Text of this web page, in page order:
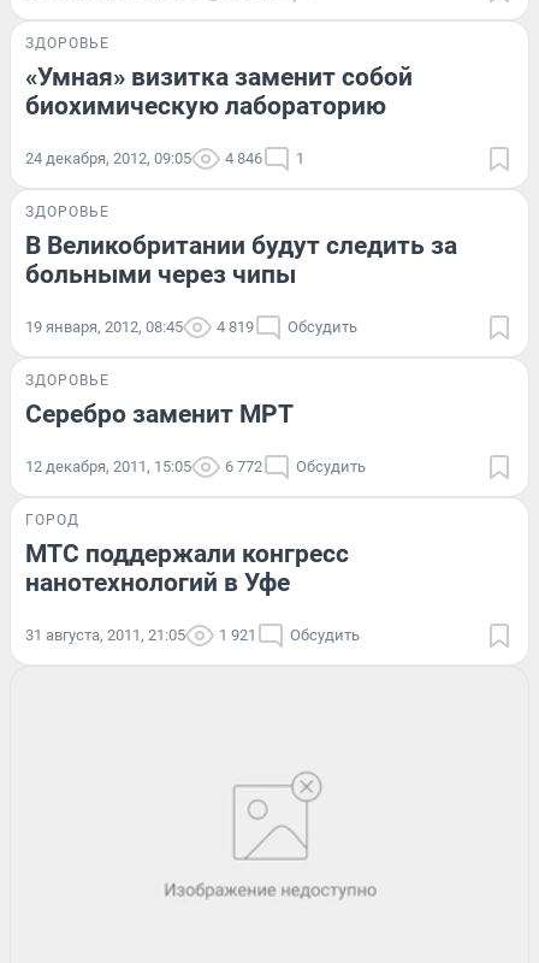
ЗДОРОВЬЕ
«Умная» визитка заменит собой
биохимическую лабораторию
24 декабря, 2012, 09:05 4 846 1
ЗДОРОВЬЕ
В Великобритании будут следить за
больными через чипы
19 января, 2012, 08:45 4 819 Обсудить
ЗДОРОВЬЕ
Серебро заменит МРТ
12 декабря, 2011, 15:05 6 772 Обсудить
ГОРОД
МТС поддержали конгресс
нанотехнологий в Уфе
31 августа, 2011, 21:05 1 921 Обсудить